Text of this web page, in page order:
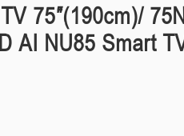
75″(190cm)/
AI NU85 Smart